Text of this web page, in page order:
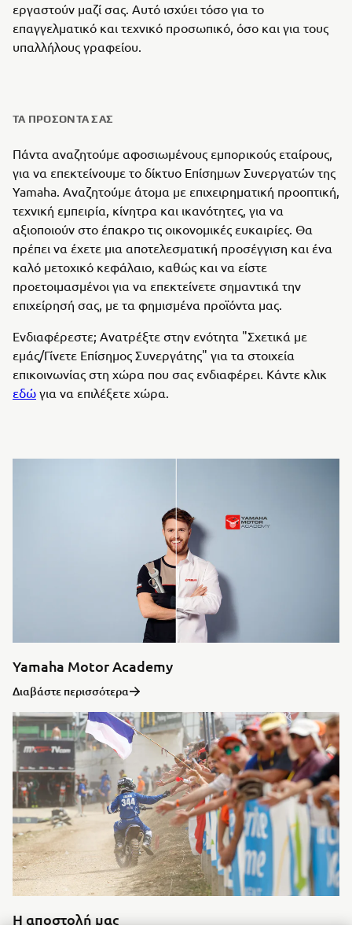
εργαστούν μαζί σας. Αυτό ισχύει τόσο για το
επαγγελματικό και τεχνικό προσωπικό, όσο και για τους
υπαλλήλους γραφείου.
ΤΑ ΠΡΟΣΌΝΤΑ ΣΑΣ
Πάντα αναζητούμε αφοσιωμένους εμπορικούς εταίρους,
για να επεκτείνουμε το δίκτυο Επίσημων Συνεργατών της
Yamaha. Αναζητούμε άτομα με επιχειρηματική προοπτική,
τεχνική εμπειρία, κίνητρα και ικανότητες, για να
αξιοποιούν στο έπακρο τις οικονομικές ευκαιρίες. Θα
πρέπει να έχετε μια αποτελεσματική προσέγγιση και ένα
καλό μετοχικό κεφάλαιο, καθώς και να είστε
προετοιμασμένοι για να επεκτείνετε σημαντικά την
επιχείρησή σας, με τα φημισμένα προϊόντα μας.
Ενδιαφέρεστε; Ανατρέξτε στην ενότητα "Σχετικά με
εμάς/Γίνετε Επίσημος Συνεργάτης" για τα στοιχεία
επικοινωνίας στη χώρα που σας ενδιαφέρει. Κάντε κλικ
εδώ για να επιλέξετε χώρα.
Yamaha Motor Academy
Διαβάστε περισσότερα
Η αποστολή μας